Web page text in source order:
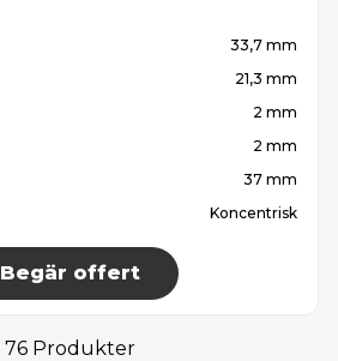
33,7 mm
21,3 mm
2 mm
2 mm
37 mm
Koncentrisk
Begär offert
76 Produkter